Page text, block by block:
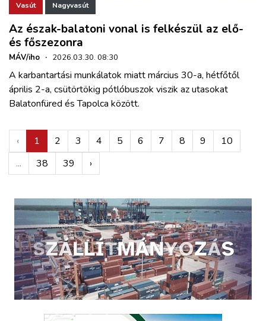
Vasút Nagyvasút
Az észak-balatoni vonal is felkészül az elő-
és főszezonra
MÁV/iho · 2026.03.30. 08:30
A karbantartási munkálatok miatt március 30-a, hétfőtől
április 2-a, csütörtökig pótlóbuszok viszik az utasokat
Balatonfüred és Tapolca között.
‹ 1 2 3 4 5 6 7 8 9
10
...
38 39 ›